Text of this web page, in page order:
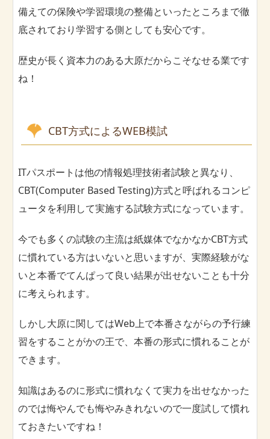
備えての保険や学習環境の整備といったところまで徹
底されており学習する側としても安心です。
歴史が長く資本力のある大原だからこそなせる業です
ね！
CBT方式によるWEB模試
ITパスポートは他の情報処理技術者試験と異なり、
CBT(Computer Based Testing)方式と呼ばれるコンピ
ュータを利用して実施する試験方式になっています。
今でも多くの試験の主流は紙媒体でなかなかCBT方式
に慣れている方はいないと思いますが、実際経験がな
いと本番でてんぱって良い結果が出せないことも十分
に考えられます。
しかし大原に関してはWeb上で本番さながらの予行練
習をすることがかの王で、本番の形式に慣れることが
できます。
知識はあるのに形式に慣れなくて実力を出せなかった
のでは悔やんでも悔やみきれないので一度試して慣れ
ておきたいですね！